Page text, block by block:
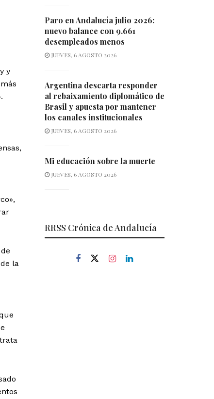
y
la
Paro en Andalucía julio 2026:
nuevo balance con 9.661
desempleados menos
JUEVES, 6 AGOSTO 2026
Argentina descarta responder
al rebaixamiento diplomático de
Brasil y apuesta por mantener
los canales institucionales
JUEVES, 6 AGOSTO 2026
Mi educación sobre la muerte
JUEVES, 6 AGOSTO 2026
RRSS Crónica de Andalucía